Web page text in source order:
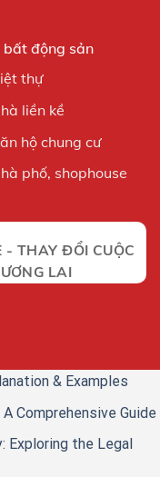
bất động sản
thự
liền kề
hộ chung cư
phố, shophouse
- THAY ĐỔI CUỘC
LAI
& Examples
Comprehensive Guide
Exploring the Legal